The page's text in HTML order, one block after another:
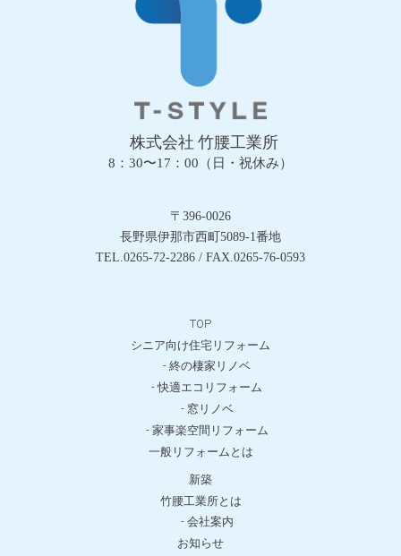
株式会社 竹腰工業所
8：30〜17：00（日・祝休み）
〒396-0026
長野県伊那市西町5089-1番地
TEL.0265-72-2286 / FAX.0265-76-0593
TOP
シニア向け住宅リフォーム
- 終の棲家リノベ
- 快適エコリフォーム
- 窓リノベ
- 家事楽空間リフォーム
一般リフォームとは
新築
竹腰工業所とは
- 会社案内
お知らせ